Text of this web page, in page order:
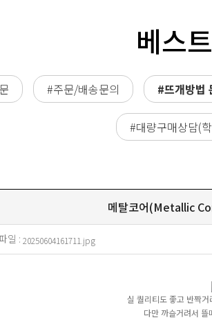
베스
#주문/배송문의 #뜨개방법
#대량구매상담(
메탈코어(Metallic
일 : 20250604161711.jpg
실 퀄리티도 좋고 반짝
다만 까슬거려서